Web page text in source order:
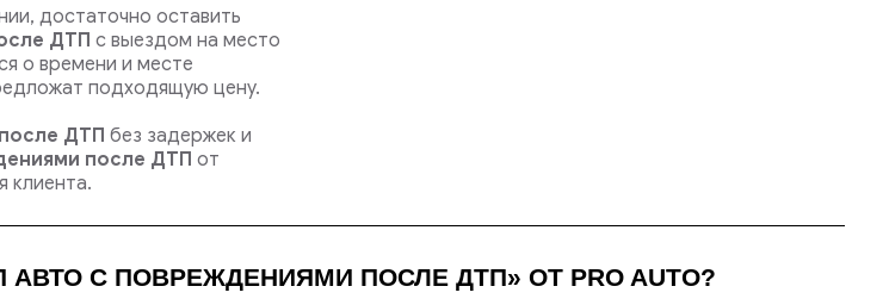
достаточно оставить
ДТП с выездом на место
о времени и месте
подходящую цену.
ДТП без задержек и
после ДТП от
клиента.
С ПОВРЕЖДЕНИЯМИ ПОСЛЕ ДТП» ОТ PRO AUTO?